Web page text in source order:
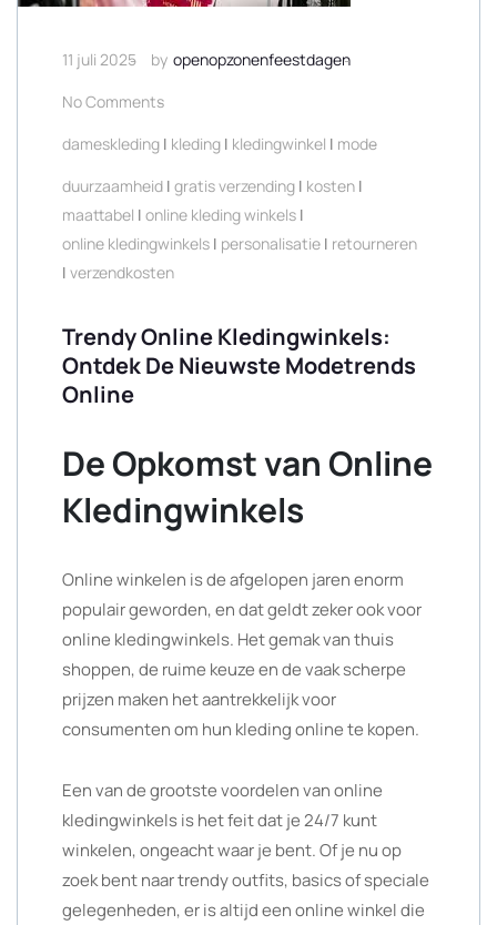
11 juli 2025 by openopzonenfeestdagen
No Comments
dameskleding | kleding | kledingwinkel | mode
duurzaamheid | gratis verzending | kosten |
maattabel | online kleding winkels |
online kledingwinkels | personalisatie | retourneren
| verzendkosten
Trendy Online Kledingwinkels:
Ontdek De Nieuwste Modetrends
Online
De Opkomst van Online
Kledingwinkels
Online winkelen is de afgelopen jaren enorm
populair geworden, en dat geldt zeker ook voor
online kledingwinkels. Het gemak van thuis
shoppen, de ruime keuze en de vaak scherpe
prijzen maken het aantrekkelijk voor
consumenten om hun kleding online te kopen.
Een van de grootste voordelen van online
kledingwinkels is het feit dat je 24/7 kunt
winkelen, ongeacht waar je bent. Of je nu op
zoek bent naar trendy outfits, basics of speciale
gelegenheden, er is altijd een online winkel die